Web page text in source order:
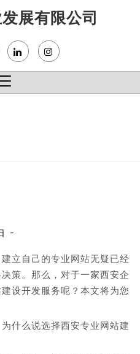
展有限公司
立自己的专业网站无疑已经
策。那么，对于一家西安企
设开发服务呢？本文将为您
什么说选择西安专业网站建